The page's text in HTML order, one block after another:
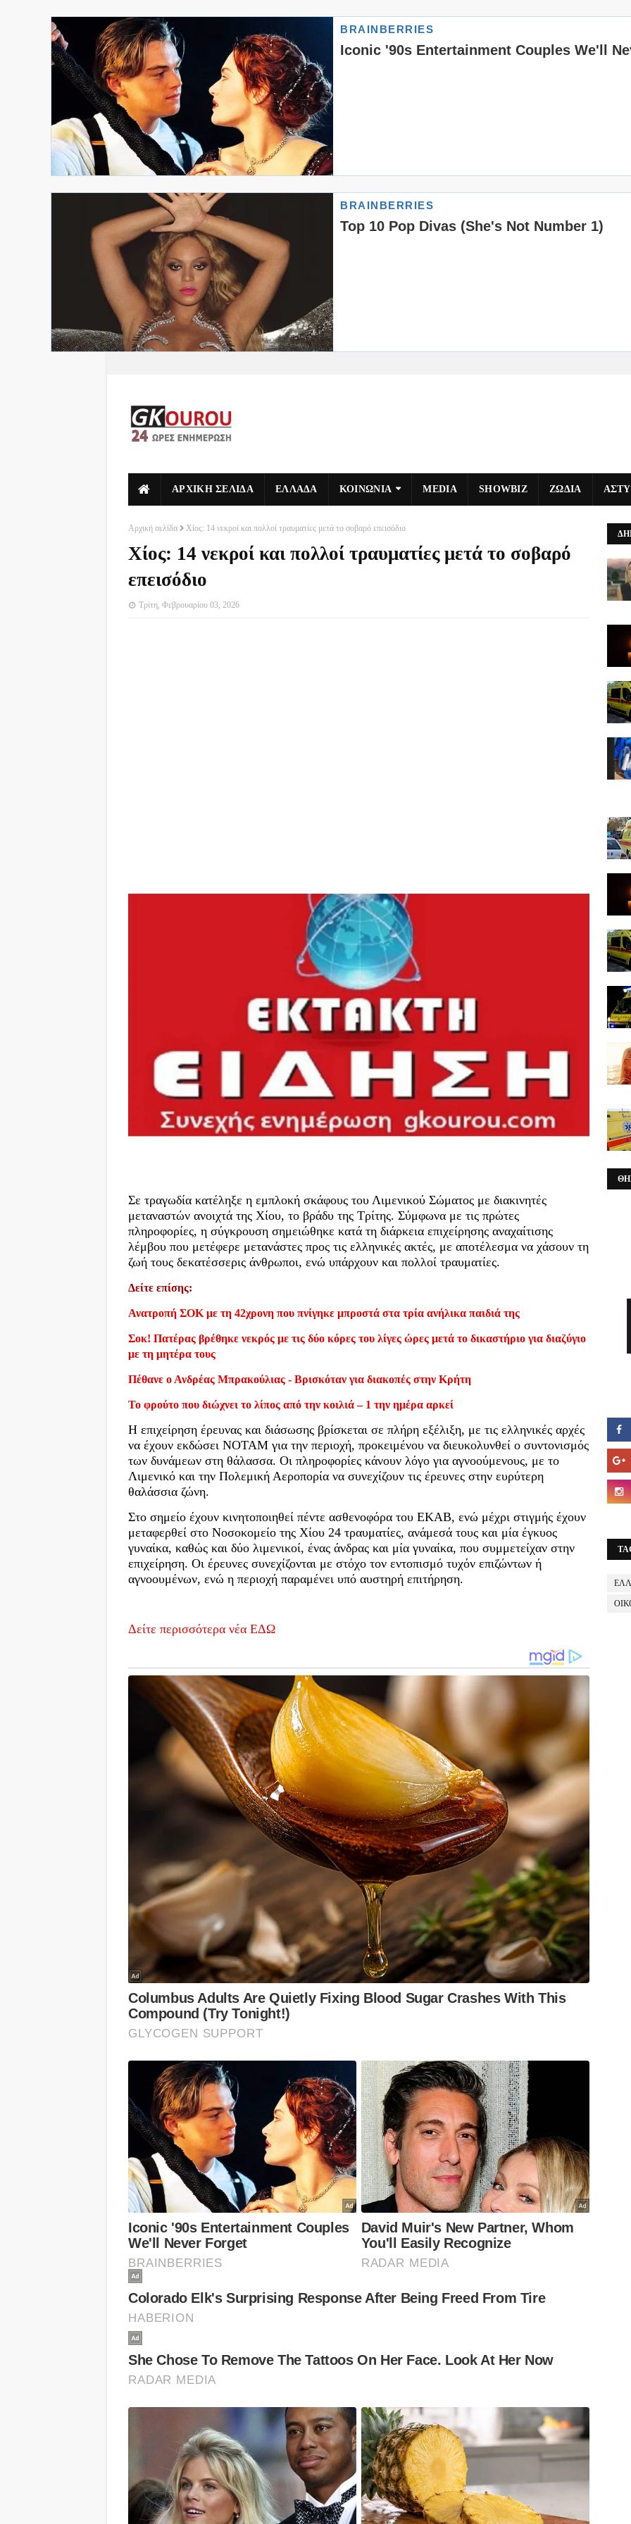
ΑΡΧΙΚΗ ΣΕΛΙΔΑ ΕΛΛΑΔΑ ΚΟΙΝΩΝΙΑ MEDIA SHOWBIZ ΖΩΔΙΑ
Αρχική σελίδα Χίος: 14 νεκροί και πολλοί τραυματίες μετά το σοβαρό επεισόδιο
Χίος: 14 νεκροί και πολλοί τραυματίες μετά το σοβαρό
επεισόδιο
Τρίτη, Φεβρουαρίου 03, 2026
Σε τραγωδία κατέληξε η εμπλοκή σκάφους του Λιμενικού Σώματος με διακινητές
μεταναστών ανοιχτά της Χίου, το βράδυ της Τρίτης. Σύμφωνα με τις πρώτες
πληροφορίες, η σύγκρουση σημειώθηκε κατά τη διάρκεια επιχείρησης αναχαίτισης
λέμβου που μετέφερε μετανάστες προς τις ελληνικές ακτές, με αποτέλεσμα να χάσουν τη
ζωή τους δεκατέσσερις άνθρωποι, ενώ υπάρχουν και πολλοί τραυματίες.
Δείτε επίσης:
Ανατροπή ΣΟΚ με τη 42χρονη που πνίγηκε μπροστά στα τρία ανήλικα παιδιά της
Σοκ! Πατέρας βρέθηκε νεκρός με τις δύο κόρες του λίγες ώρες μετά το δικαστήριο για διαζύγιο
με τη μητέρα τους
Πέθανε ο Ανδρέας Μπρακούλιας - Βρισκόταν για διακοπές στην Κρήτη
Το φρούτο που διώχνει το λίπος από την κοιλιά – 1 την ημέρα αρκεί
Η επιχείρηση έρευνας και διάσωσης βρίσκεται σε πλήρη εξέλιξη, με τις ελληνικές αρχές
να έχουν εκδώσει NOTAM για την περιοχή, προκειμένου να διευκολυνθεί ο συντονισμός
των δυνάμεων στη θάλασσα. Οι πληροφορίες κάνουν λόγο για αγνοούμενους, με το
Λιμενικό και την Πολεμική Αεροπορία να συνεχίζουν τις έρευνες στην ευρύτερη
θαλάσσια ζώνη.
Στο σημείο έχουν κινητοποιηθεί πέντε ασθενοφόρα του ΕΚΑΒ, ενώ μέχρι στιγμής έχουν
μεταφερθεί στο Νοσοκομείο της Χίου 24 τραυματίες, ανάμεσά τους και μία έγκυος
γυναίκα, καθώς και δύο λιμενικοί, ένας άνδρας και μία γυναίκα, που συμμετείχαν στην
επιχείρηση. Οι έρευνες συνεχίζονται με στόχο τον εντοπισμό τυχόν επιζώντων ή
αγνοουμένων, ενώ η περιοχή παραμένει υπό αυστηρή επιτήρηση.
Δείτε περισσότερα νέα ΕΔΩ